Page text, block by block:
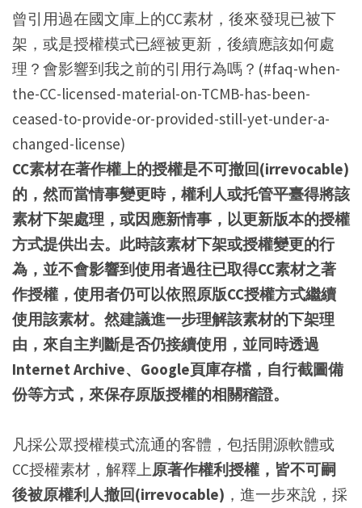
曾引用過在國文庫上的CC素材，後來發現已被下
架，或是授權模式已經被更新，後續應該如何處
理？會影響到我之前的引用行為嗎？(#faq-when-
the-CC-licensed-material-on-TCMB-has-been-
ceased-to-provide-or-provided-still-yet-under-a-
changed-license)
CC素材在著作權上的授權是不可撤回(irrevocable)
的，然而當情事變更時，權利人或托管平臺得將該
素材下架處理，或因應新情事，以更新版本的授權
方式提供出去。此時該素材下架或授權變更的行
為，並不會影響到使用者過往已取得CC素材之著
作授權，使用者仍可以依照原版CC授權方式繼續
使用該素材。然建議進一步理解該素材的下架理
由，來自主判斷是否仍接續使用，並同時透過
Internet Archive、Google頁庫存檔，自行截圖備
份等方式，來保存原版授權的相關稽證。
凡採公眾授權模式流通的客體，包括開源軟體或
CC授權素材，解釋上原著作權利授權，皆不可嗣
後被原權利人撤回(irrevocable) ，進一步來說，採